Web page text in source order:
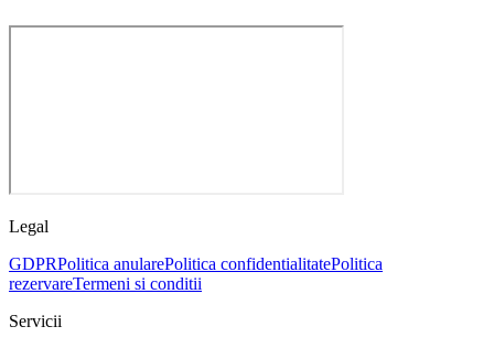
Legal
GDPRPolitica anularePolitica confidentialitatePolitica
rezervareTermeni si conditii
Servicii